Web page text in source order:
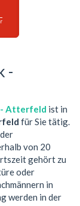
-
- Atterfeld ist in
für Sie tätig.
von 20
gehört zu
oder
in
werden in der